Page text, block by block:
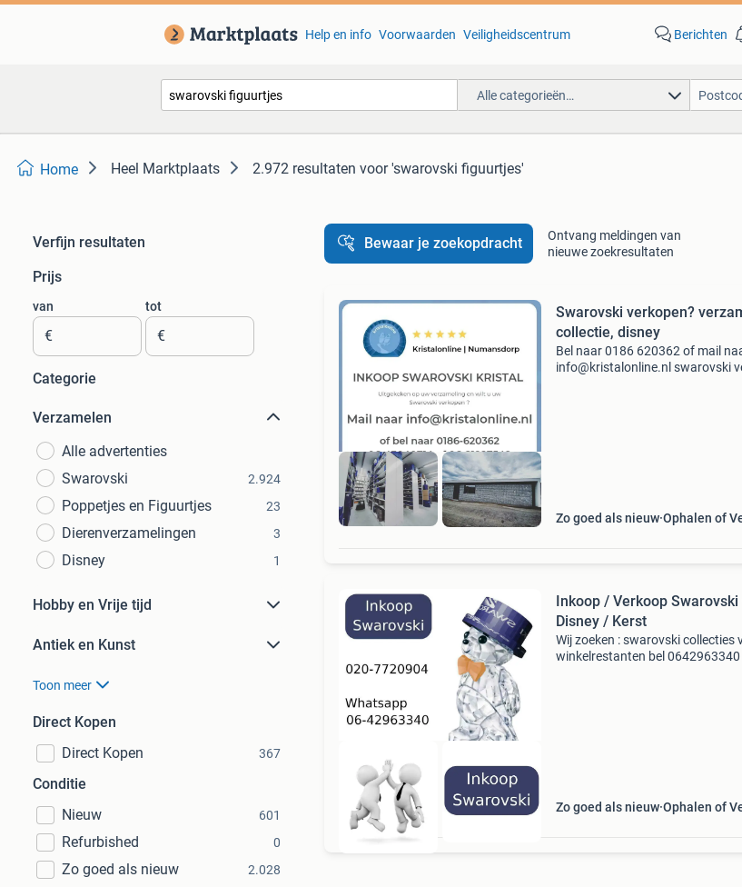
Help en info Voorwaarden Veiligheidscentrum Berichten
Alle categorieën…
Home Heel Marktplaats 2.972 resultaten voor 'swarovski figuurtjes'
Verfijn resultaten
Prijs
van
€
tot
€
Categorie
Verzamelen
Alle advertenties
Swarovski
2.924
Poppetjes en Figuurtjes 23
Dierenverzamelingen 3
Disney 1
Hobby en Vrije tijd
Antiek en Kunst
Toon meer
Direct Kopen
Direct Kopen
367
Conditie
Nieuw
601
Refurbished 0
Zo goed als nieuw 2.028
Bewaar je zoekopdracht
Ontvang meldingen van
nieuwe zoekresultaten
Swarovski verkopen?
collectie, disney
Bel naar 0186 620362 of mail
info@kristalonline.nl swarovski
Zo goed als nieuw Ophalen of
Inkoop / Verkoop Swarovski Collectie /
Disney / Kerst
Wij zoeken : swarovski collecties
winkelrestanten bel
Zo goed als nieuw Ophalen of